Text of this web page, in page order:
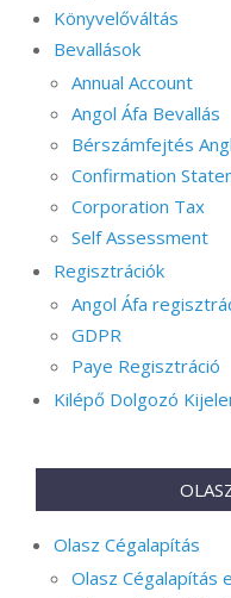
Könyvelőváltás
Bevallások
Annual Account
Angol Áfa Bevallás
Bérszámfejtés
Confirmation
Corporation Tax
Self Assessment
Regisztrációk
Angol Áfa
GDPR
Paye Regisztráció
Kilépő Dolgozó
Olasz Cégalapítás
Olasz Cégalapítás